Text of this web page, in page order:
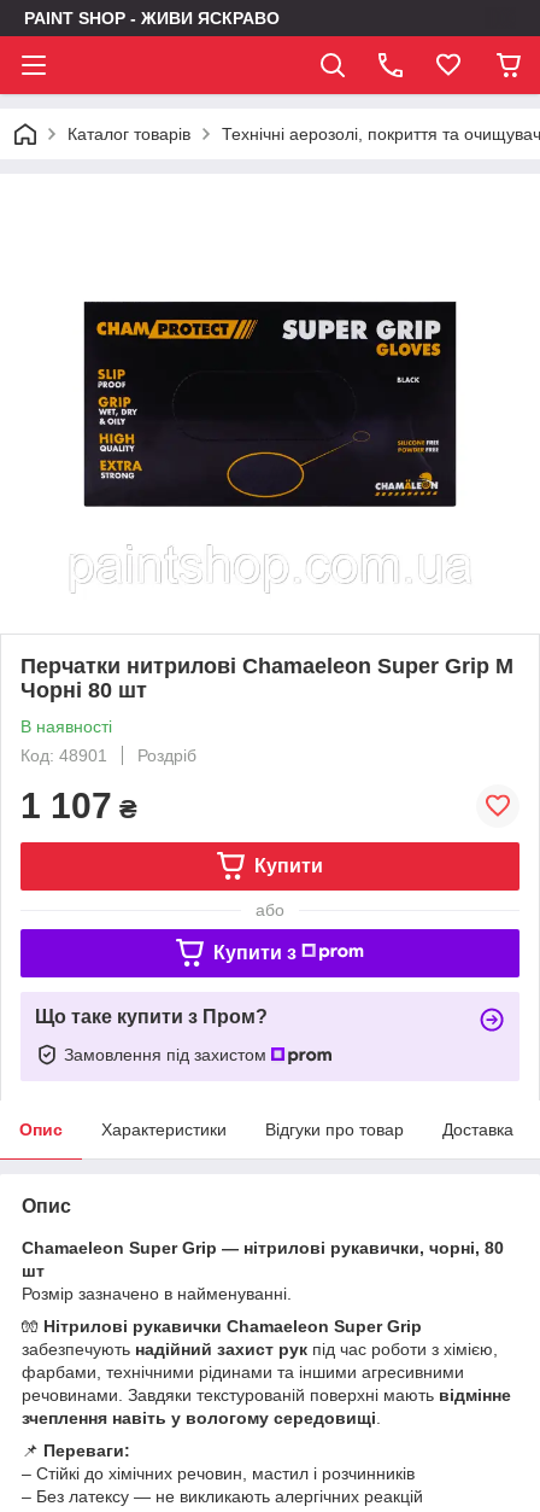
PAINT SHOP - ЖИВИ ЯСКРАВО
Каталог товарів Технічні аерозолі, покриття та
Перчатки нитрилові Chamaeleon Super Grip M
Чорні 80 шт
В наявності
Код: 48901
Роздріб
1 107 ₴
Купити
або
Купити з
Що таке купити з Пром?
Замовлення під захистом
Опис Характеристики Відгуки про товар Доставка
Опис
Chamaeleon Super Grip — нітрилові рукавички, чорні, 80
шт
Розмір зазначено в найменуванні.
🧤 Нітрилові рукавички Chamaeleon Super Grip
забезпечують надійний захист рук під час роботи з хімією,
фарбами, технічними рідинами та іншими агресивними
речовинами. Завдяки текстурованій поверхні мають відмінне
зчеплення навіть у вологому середовищі
📌 Переваги:
– Стійкі до хімічних речовин, мастил і розчинників
– Без латексу — не викликають алергічних реакцій